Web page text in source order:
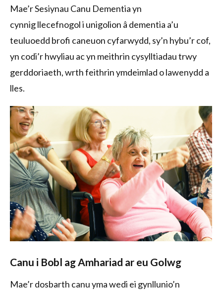
Mae’r Sesiynau Canu Dementia yn
cynnig llecefnogol i unigolion â dementia a’u
teuluoedd brofi caneuon cyfarwydd, sy’n hybu’r cof,
yn codi’r hwyliau ac yn meithrin cysylltiadau trwy
gerddoriaeth, wrth feithrin ymdeimlad o lawenydd a
lles.
Canu i Bobl ag Amhariad ar eu Golwg
Mae’r dosbarth canu yma wedi ei gynllunio’n